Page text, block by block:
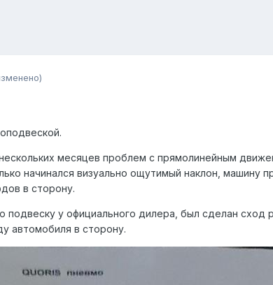
месяцев проблем с прямолинейным
начинался визуально ощутимый наклон, машину
в сторону.
у официального дилера, был сделан сход
автомобиля в сторону.